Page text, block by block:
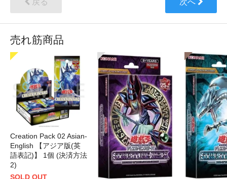
売れ筋商品
Creation Pack 02 Asian-
English 【アジア版(英
語表記)】 1個 (決済方法
2)
SOLD OUT